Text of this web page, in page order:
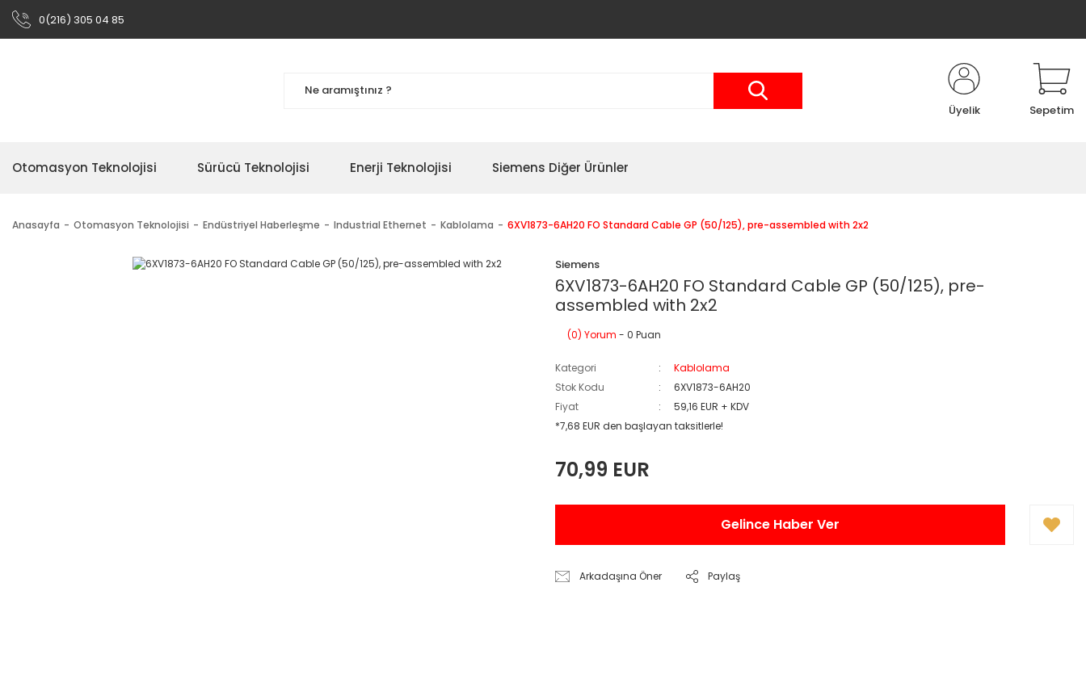
0(216) 305 04 85
Üyelik Sepetim
Otomasyon Teknolojisi Sürücü Teknolojisi Enerji Teknolojisi Siemens Diğer Ürünler
Anasayfa Otomasyon Teknolojisi Endüstriyel Haberleşme Industrial Ethernet Kablolama 6XV1873-6AH20 FO Standard Cable GP (50/125), pre-assembled with 2x2
Siemens
6XV1873-6AH20 FO Standard Cable GP (50/125), pre-
assembled with 2x2
(0) Yorum - 0 Puan
Kategori
Kablolama
Stok Kodu
6XV1873-6AH20
Fiyat
59,16 EUR + KDV
*7,68 EUR den başlayan taksitlerle!
70,99 EUR
Gelince Haber Ver
Arkadaşına Öner Paylaş